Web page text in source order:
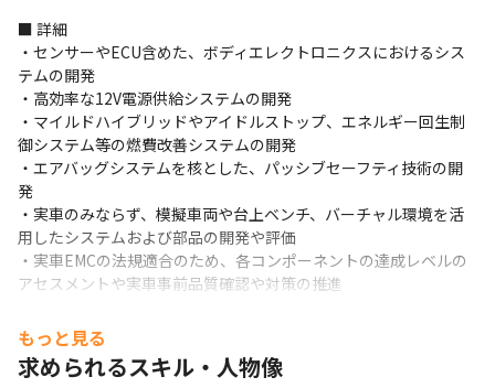
■ 詳細
・センサーやECU含めた、ボディエレクトロニクスにおけるシス
テムの開発
・高効率な12V電源供給システムの開発
・マイルドハイブリッドやアイドルストップ、エネルギー回生制
御システム等の燃費改善システムの開発
・エアバッグシステムを核とした、パッシブセーフティ技術の開
発
・実車のみならず、模擬車両や台上ベンチ、バーチャル環境を活
用したシステムおよび部品の開発や評価
・実車EMCの法規適合のため、各コンポーネントの達成レベルの
アセスメントや実車事前品質確認や対策の推進
発、および評価手法/環境の構築
・電子アーキテクチャ関連の電子部品の開発および評価手法/環境
の構築
もっと見る
求められるスキル・人物像